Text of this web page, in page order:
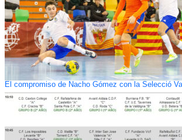
El compromiso de Nacho Gómez con la Selecció